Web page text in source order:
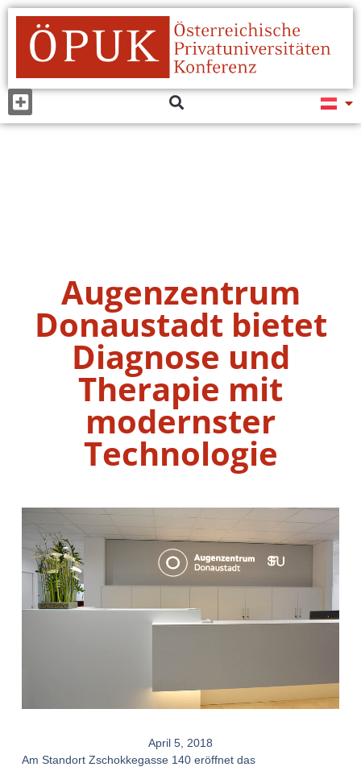
Augenzentrum
Donaustadt bietet
Diagnose und
Therapie mit
modernster
Technologie
April 5, 2018
Am Standort Zschokkegasse 140 eröffnet das